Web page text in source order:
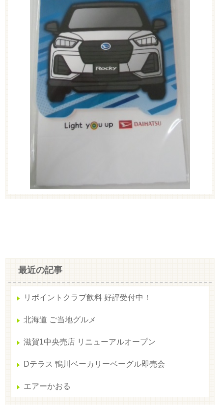
最近の記事
リポイントクラブ飲料 好評受付中！
北海道 ご当地グルメ
滋賀1中央売店 リニューアルオープン
Dテラス 鴨川ベーカリーベーグル即売会
エアーかおる